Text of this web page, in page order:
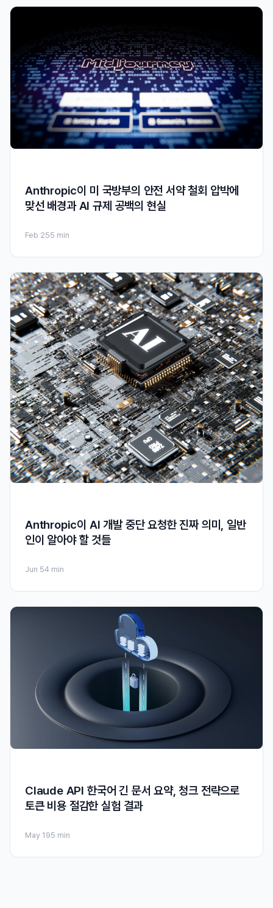
Anthropic이 미 국방부의 안전 서약 철회 압박에
맞선 배경과 AI 규제 공백의 현실
Feb 255 min
Anthropic이 AI 개발 중단 요청한 진짜 의미, 일반
인이 알아야 할 것들
Jun 54 min
Claude API 한국어 긴 문서 요약, 청크 전략으로
토큰 비용 절감한 실험 결과
May 195 min